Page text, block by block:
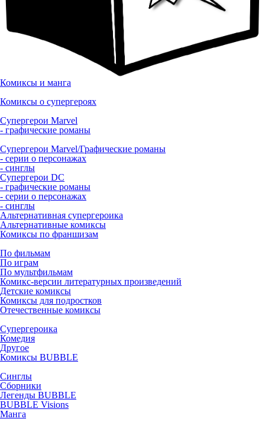
Комиксы и манга
Комиксы о супергероях
Супергерои Marvel
- графические романы
Супергерои Marvel/Графические романы
- серии о персонажах
- синглы
Супергерои DC
- графические романы
- серии о персонажах
- синглы
Альтернативная супергероика
Альтернативные комиксы
Комиксы по франшизам
По фильмам
По играм
По мультфильмам
Комикс-версии литературных произведений
Детские комиксы
Комиксы для подростков
Отечественные комиксы
Супергероика
Комедия
Другое
Комиксы BUBBLE
Синглы
Сборники
Легенды BUBBLE
BUBBLE Visions
Манга